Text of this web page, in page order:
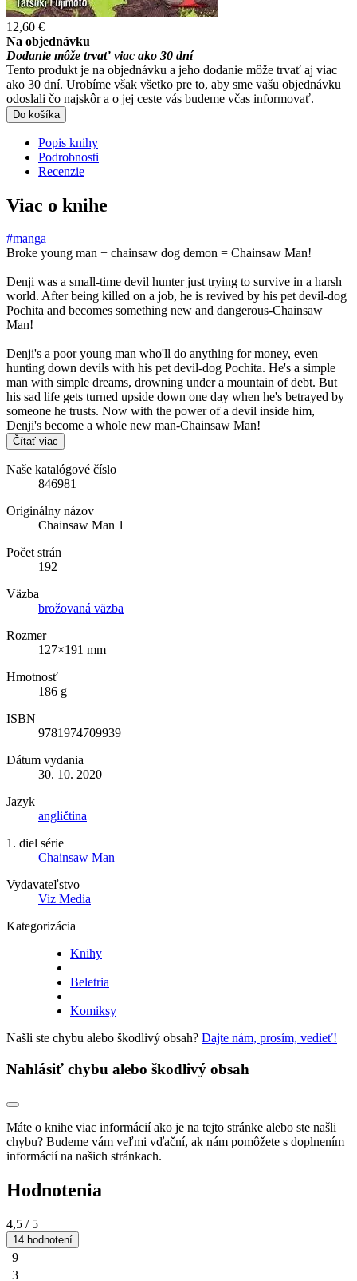
12,60 €
Na objednávku
Dodanie môže trvať viac ako 30 dní
Tento produkt je na objednávku a jeho dodanie môže trvať aj viac
ako 30 dní. Urobíme však všetko pre to, aby sme vašu objednávku
odoslali čo najskôr a o jej ceste vás budeme včas informovať.
Do košíka
Popis knihy
Podrobnosti
Recenzie
Viac o knihe
#manga
Broke young man + chainsaw dog demon = Chainsaw Man!
Denji was a small-time devil hunter just trying to survive in a harsh
world. After being killed on a job, he is revived by his pet devil-dog
Pochita and becomes something new and dangerous-Chainsaw
Man!
Denji's a poor young man who'll do anything for money, even
hunting down devils with his pet devil-dog Pochita. He's a simple
man with simple dreams, drowning under a mountain of debt. But
his sad life gets turned upside down one day when he's betrayed by
someone he trusts. Now with the power of a devil inside him,
Denji's become a whole new man-Chainsaw Man!
Čítať viac
Naše katalógové číslo
846981
Originálny názov
Chainsaw Man 1
Počet strán
192
Väzba
brožovaná väzba
Rozmer
127×191 mm
Hmotnosť
186 g
ISBN
9781974709939
Dátum vydania
30. 10. 2020
Jazyk
angličtina
1. diel série
Chainsaw Man
Vydavateľstvo
Viz Media
Kategorizácia
Knihy
Beletria
Komiksy
Našli ste chybu alebo škodlivý obsah? Dajte nám, prosím, vedieť!
Nahlásiť chybu alebo škodlivý obsah
Máte o knihe viac informácií ako je na tejto stránke alebo ste našli
chybu? Budeme vám veľmi vďační, ak nám pomôžete s doplnením
informácií na našich stránkach.
Hodnotenia
4,5 / 5
14 hodnotení
9
3